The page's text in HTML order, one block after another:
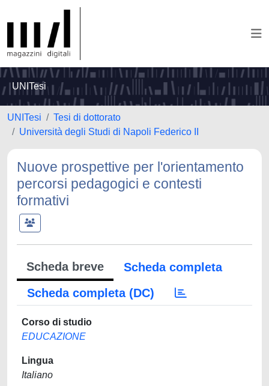
UNITesi
UNITesi
Tesi di dottorato
Università degli Studi di Napoli Federico II
Nuove prospettive per l'orientamento
percorsi pedagogici e contesti
formativi
Scheda breve
Scheda completa
Scheda completa (DC)
Corso di studio
EDUCAZIONE
Lingua
Italiano